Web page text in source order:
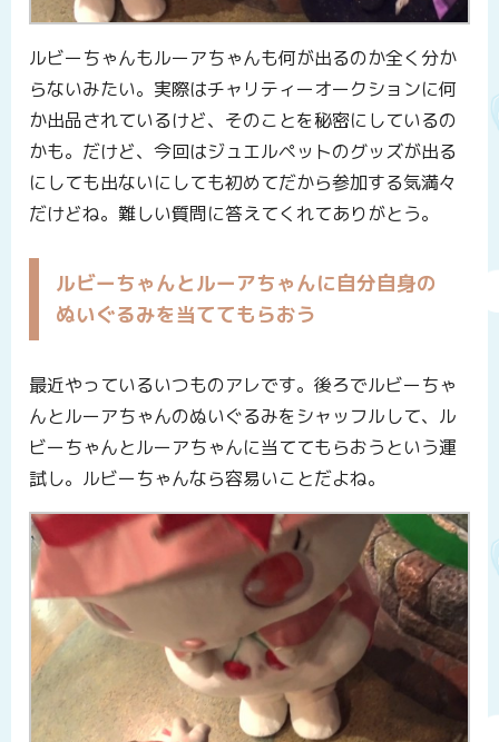
ルビーちゃんもルーアちゃんも何が出るのか全く分か
らないみたい。実際はチャリティーオークションに何
か出品されているけど、そのことを秘密にしているの
かも。だけど、今回はジュエルペットのグッズが出る
にしても出ないにしても初めてだから参加する気満々
だけどね。難しい質問に答えてくれてありがとう。
ルビーちゃんとルーアちゃんに自分自身の
ぬいぐるみを当ててもらおう
最近やっているいつものアレです。後ろでルビーちゃ
んとルーアちゃんのぬいぐるみをシャッフルして、ル
ビーちゃんとルーアちゃんに当ててもらおうという運
試し。ルビーちゃんなら容易いことだよね。